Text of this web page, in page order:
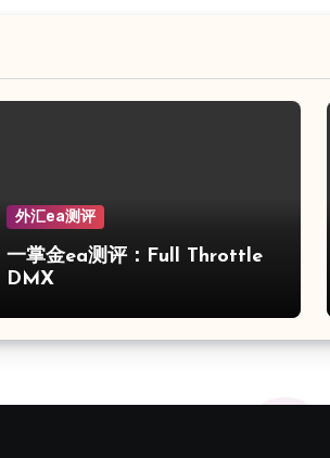
外汇ea测评
一掌金ea测评：Full Throttle
DMX